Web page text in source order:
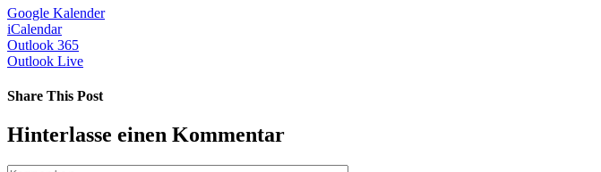
Google Kalender
iCalendar
Outlook 365
Outlook Live
Share This Post
Facebook
X
LinkedIn
Pinterest
Hinterlasse einen Kommentar